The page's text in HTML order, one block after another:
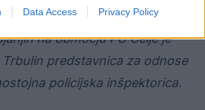
Data Access Privacy Policy
na območju PU Celje je
predstavnica za odnose
policijska inšpektorica.